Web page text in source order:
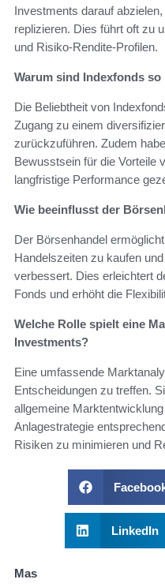
Investments darauf
replizieren. Dies führt oft zu
und Risiko-Rendite-Profilen.
Warum sind Indexfonds
Die Beliebtheit von
Zugang zu einem
zurückzuführen. Zudem
Bewusstsein für die Vorteile
langfristige Performance
Wie beeinflusst der
Der Börsenhandel
Handelszeiten zu kaufen
verbessert. Dies erleichtert
Fonds und erhöht die
Welche Rolle spielt eine
Investments?
Eine umfassende
Entscheidungen zu treffen.
allgemeine
Anlagestrategie
Risiken zu minimieren und
LinkedIn
Mas